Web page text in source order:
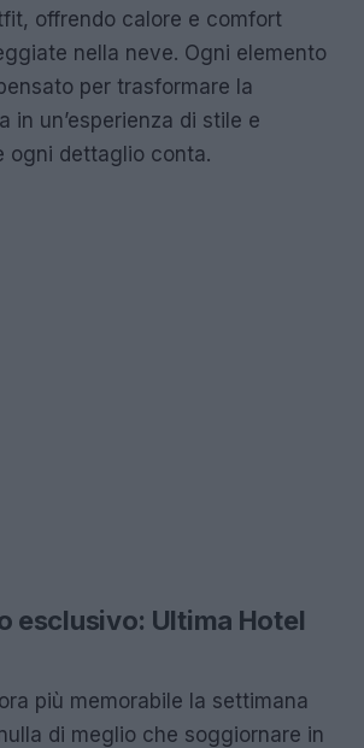
offrendo calore e comfort
nella neve. Ogni elemento
per trasformare la
in un’esperienza di stile e
ogni dettaglio conta.
esclusivo: Ultima Hotel
più memorabile la settimana
di meglio che soggiornare in